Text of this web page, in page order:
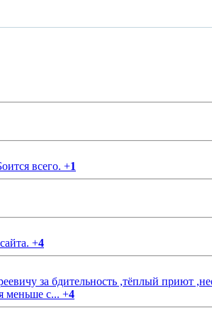
всего. +1
+4
за бдительность ,тёплый приют
меньше с... +4